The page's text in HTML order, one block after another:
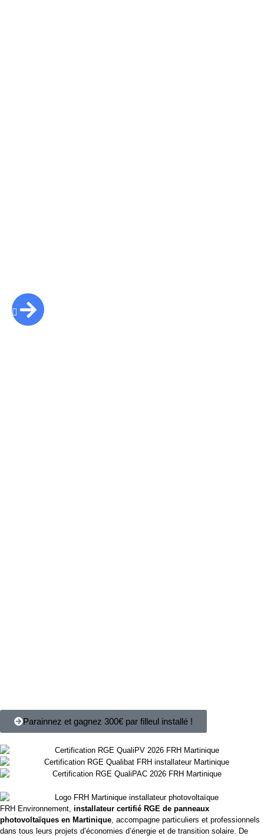
Parainnez et gagnez 300€ par filleul installé !
FRH Environnement, installateur certifié RGE de panneaux
photovoltaïques en Martinique , accompagne particuliers et professionnels
dans tous leurs projets d’économies d’énergie et de transition solaire. De